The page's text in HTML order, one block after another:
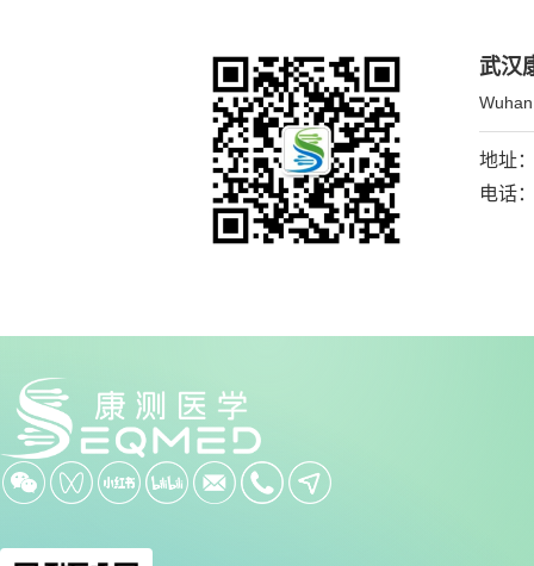
武汉
地址
电话